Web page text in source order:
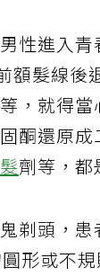
性進入青
額髮線後
，就得
酮還原
劑等，都
剃頭，
形或不